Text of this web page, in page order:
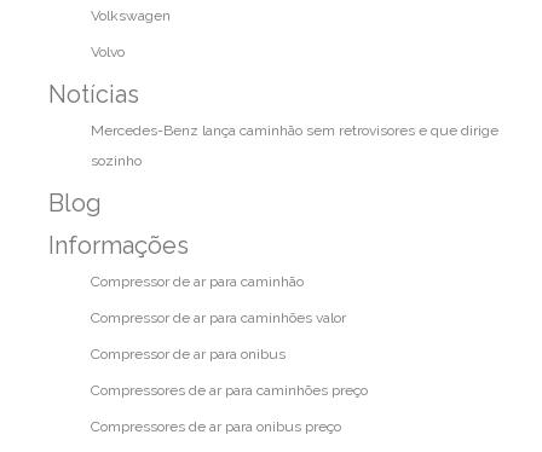
Volkswagen
Volvo
Notícias
Mercedes-Benz lança caminhão sem retrovisores e que dirige
sozinho
Blog
Informações
Compressor de ar para caminhão
Compressor de ar para caminhões valor
Compressor de ar para onibus
Compressores de ar para caminhões preço
Compressores de ar para onibus preço